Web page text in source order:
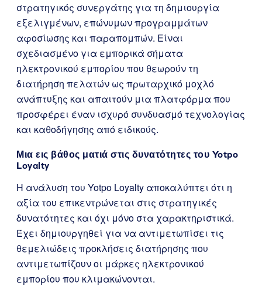
στρατηγικός συνεργάτης για τη δημιουργία
εξελιγμένων, επώνυμων προγραμμάτων
αφοσίωσης και παραπομπών. Είναι
σχεδιασμένο για εμπορικά σήματα
ηλεκτρονικού εμπορίου που θεωρούν τη
διατήρηση πελατών ως πρωταρχικό μοχλό
ανάπτυξης και απαιτούν μια πλατφόρμα που
προσφέρει έναν ισχυρό συνδυασμό τεχνολογίας
και καθοδήγησης από ειδικούς.
Μια εις βάθος ματιά στις δυνατότητες του Yotpo
Loyalty
Η ανάλυση του Yotpo Loyalty αποκαλύπτει ότι η
αξία του επικεντρώνεται στις στρατηγικές
δυνατότητες και όχι μόνο στα χαρακτηριστικά.
Έχει δημιουργηθεί για να αντιμετωπίσει τις
θεμελιώδεις προκλήσεις διατήρησης που
αντιμετωπίζουν οι μάρκες ηλεκτρονικού
εμπορίου που κλιμακώνονται.